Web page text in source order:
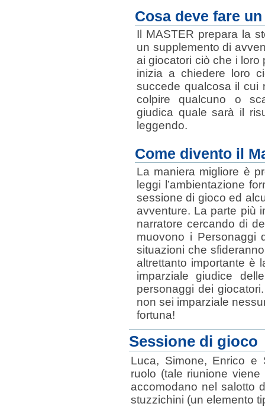
Cosa deve fare
Il MASTER prepara la
un supplemento di
ai giocatori ciò che i
inizia a chiedere loro
succede qualcosa il cui
colpire qualcuno o
giudica quale sarà il
leggendo.
Come divento il
La maniera migliore è
leggi l’ambientazione
sessione di gioco ed
avventure. La parte più
narratore cercando di
muovono i Personaggi
situazioni che
altrettanto importante è
imparziale giudice
personaggi dei
non sei imparziale
fortuna!
Sessione di gioco
Luca, Simone, Enrico e
ruolo (tale riunione viene
accomodano nel salotto
stuzzichini (un elemento